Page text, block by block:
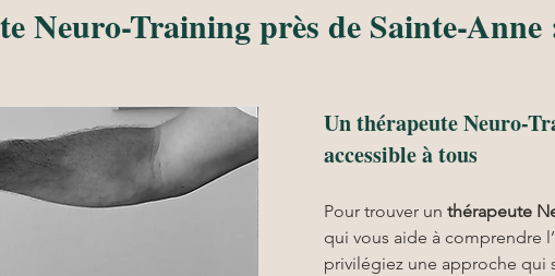
Neuro-Training près de Sainte-Anne
Un thérapeute Neuro-
accessible à tous
Pour trouver un thérapeute
qui vous aide à comprendre
privilégiez une approche qui